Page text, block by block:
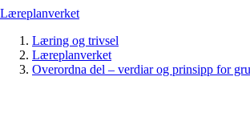
Læreplanverket
Læring og trivsel
Læreplanverket
Overordna del – verdiar og prinsipp for